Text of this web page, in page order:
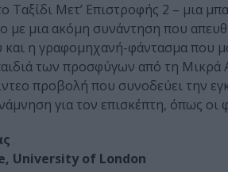
Ταξίδι Μετ’ Επιστροφής 2 – μια
με μια ακόμη συνάντηση που
η γραφομηχανή-φάντασμα που
των προσφύγων από τη Μικρά
προβολή που συνοδεύει την
για τον επισκέπτη, όπως
University of London